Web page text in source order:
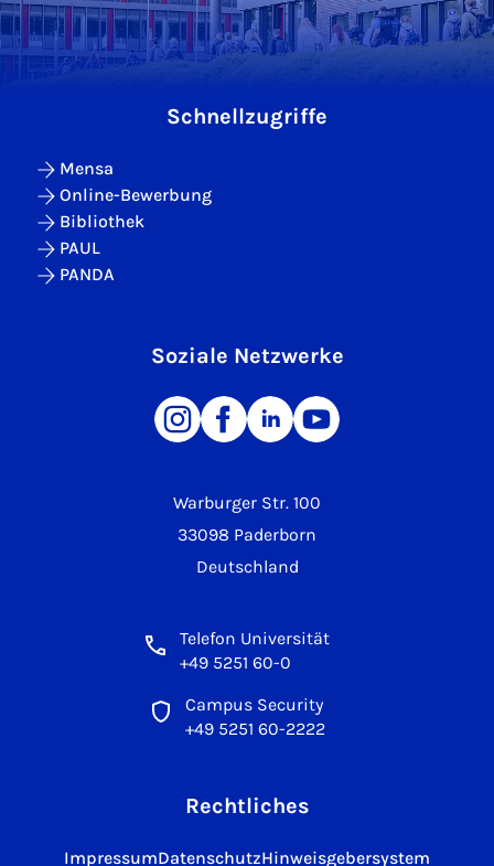
Warburger Str. 100
33098 Paderborn
Deutschland
Telefon Universität
+49 5251 60-0
Campus Security
+49 5251 60-2222
Schnellzugriffe
Mensa
Online-Bewerbung
Bibliothek
PAUL
PANDA
Soziale Netzwerke
Rechtliches
ImpressumDatenschutzHinweisgebersystem